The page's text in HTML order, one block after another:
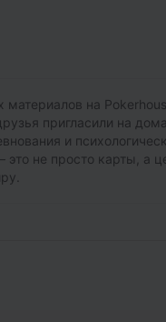
на
пригласили на
и
это не просто карты, а